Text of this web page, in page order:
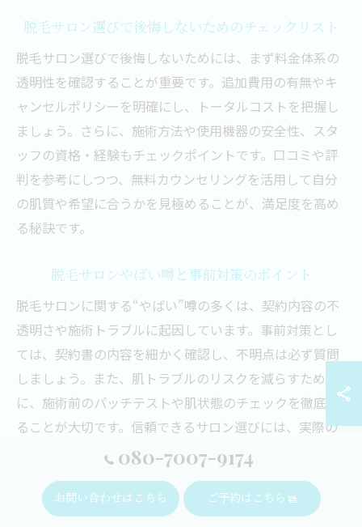
脱毛サロン選びで後悔しないためのチェックリスト
脱毛サロン選びで後悔しないためには、まず料金体系の
透明性を確認することが重要です。追加費用の有無やキ
ャンセルポリシーを明確にし、トータルコストを把握し
ましょう。さらに、施術方法や使用機器の安全性、スタ
ッフの資格・経験もチェックポイントです。口コミや評
判を参考にしつつ、無料カウンセリングを活用して自分
の肌質や希望に合うかを見極めることが、満足度を高め
る秘訣です。
脱毛サロンやばい噂と事前対策のポイント
脱毛サロンに関する“やばい”噂の多くは、契約内容の不
透明さや施術トラブルに起因しています。事前対策とし
ては、契約書の内容を細かく確認し、不明点は必ず質問
しましょう。また、肌トラブルのリスクを減らすため
に、施術前のパッチテストや肌状態のチェックを徹底す
ることが大切です。信頼できるサロン選びには、実際の
利用者の声や第三者の評価を参考にし、安易に決めない
脱毛サロンの契約前に確認すべき注意点まとめ
080-7007-9174
お問い合わせはこちら ご予約はこちら